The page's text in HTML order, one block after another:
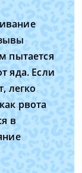
пытается
яда. Если
легко
рвота
в